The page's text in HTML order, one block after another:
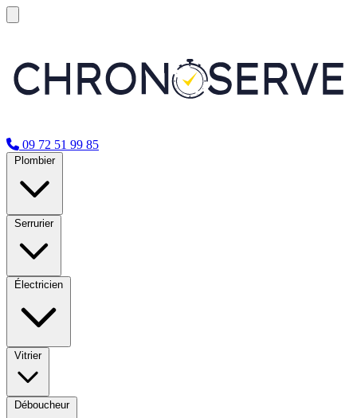
09 72 51 99 85
Plombier
Serrurier
Électricien
Vitrier
Déboucheur